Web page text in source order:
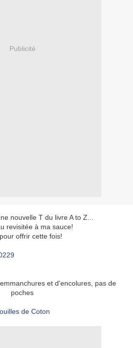
Publicité
nouvelle T du livre A to Z...
revisitée à ma sauce!
offrir cette fois!
et d'encolures, pas de
poches
de Coton